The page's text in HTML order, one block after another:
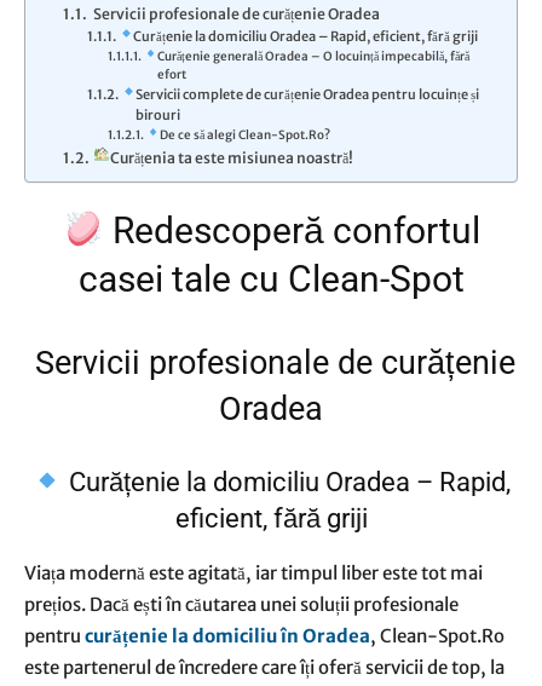
Servicii profesionale de curățenie Oradea
Curățenie la domiciliu Oradea – Rapid, eficient, fără griji
Curățenie generală Oradea – O locuință impecabilă, fără
efort
Servicii complete de curățenie Oradea pentru locuințe și
birouri
De ce să alegi Clean-Spot.Ro?
Curățenia ta este misiunea noastră!
Redescoperă confortul
casei tale cu Clean-Spot
Servicii profesionale de curățenie
Oradea
Curățenie la domiciliu Oradea – Rapid,
eficient, fără griji
Viața modernă este agitată, iar timpul liber este tot mai
prețios. Dacă ești în căutarea unei soluții profesionale
pentru curățenie la domiciliu în Oradea, Clean-Spot.Ro
este partenerul de încredere care îți oferă servicii de top, la